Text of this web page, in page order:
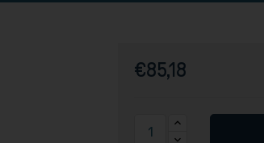
€85,18